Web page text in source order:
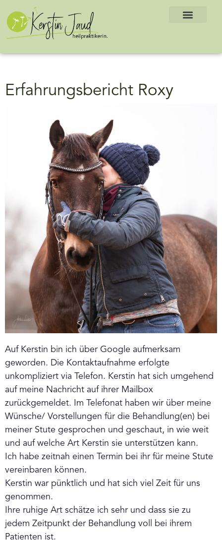
Erfahrungsbericht Roxy
Auf Kerstin bin ich über Google aufmerksam
geworden. Die Kontaktaufnahme erfolgte
unkompliziert via Telefon. Kerstin hat sich umgehend
auf meine Nachricht auf ihrer Mailbox
zurückgemeldet. Im Telefonat haben wir über meine
Wünsche/ Vorstellungen für die Behandlung(en) bei
meiner Stute gesprochen und geschaut, in wie weit
und auf welche Art Kerstin sie unterstützen kann.
Ich habe zeitnah einen Termin bei ihr für meine Stute
vereinbaren können.
Kerstin war pünktlich und hat sich viel Zeit für uns
genommen.
Ihre ruhige Art schätze ich sehr und dass sie zu
jedem Zeitpunkt der Behandlung voll bei ihrem
Patienten ist.